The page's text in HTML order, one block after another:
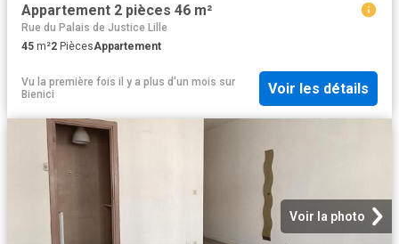
Appartement 2 pièces 46 m²
Rue du Palais de Justice Lille
45 m²2 PiècesAppartement
Vu la première fois il y a plus d'un mois sur
Bienici
Voir les détails
Voir la photo